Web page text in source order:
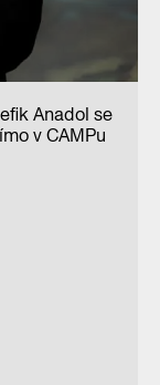
Anadol se
v CAMPu